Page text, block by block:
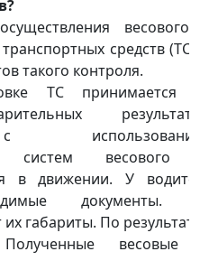
средств
такого контроля.
ТС принимается
систем весового
в движении. У
документы.
габариты. По
Полученные